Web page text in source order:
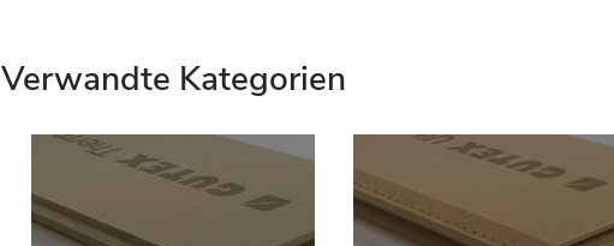
Verwandte Kategorien